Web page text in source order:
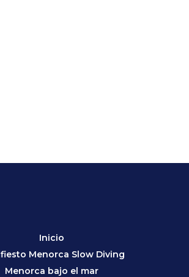
Inicio
Menorca Slow Diving
Menorca bajo el mar